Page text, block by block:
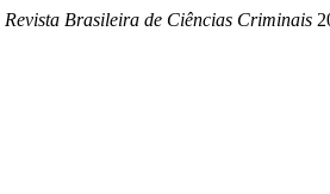
Revista Brasileira de Ciências Criminais